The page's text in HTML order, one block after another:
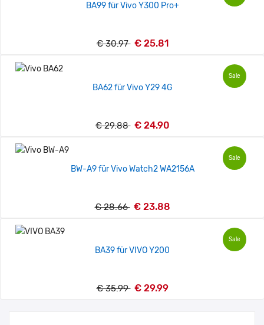
BA99 für Vivo Y300 Pro+
€ 30.97 € 25.81
Sale
BA62 für Vivo Y29 4G
€ 29.88 € 24.90
Sale
BW-A9 für Vivo Watch2 WA2156A
€ 28.66 € 23.88
Sale
BA39 für VIVO Y200
€ 35.99 € 29.99